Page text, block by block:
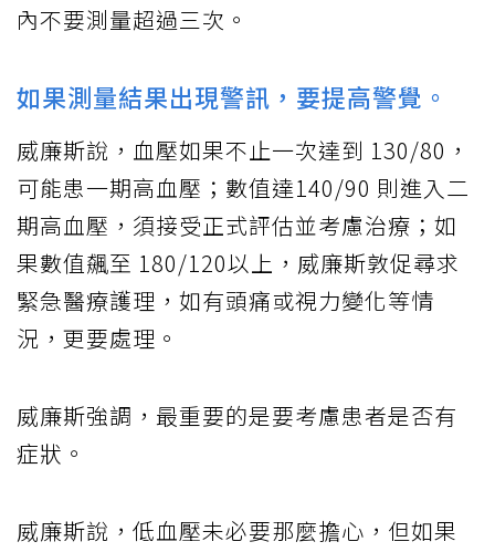
內不要測量超過三次。
如果測量結果出現警訊，要提高警覺。
威廉斯說，血壓如果不止一次達到 130/80，
可能患一期高血壓；數值達140/90 則進入二
期高血壓，須接受正式評估並考慮治療；如
果數值飆至 180/120以上，威廉斯敦促尋求
緊急醫療護理，如有頭痛或視力變化等情
況，更要處理。
威廉斯強調，最重要的是要考慮患者是否有
症狀。
威廉斯說，低血壓未必要那麼擔心，但如果